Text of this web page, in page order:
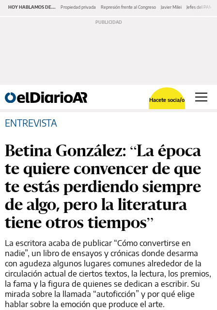
HOY HABLAMOS DE... Propiedad privada Represión frente al Congreso Javier Milei Jefes del PAMI
Hacete socia/o
ENTREVISTA
Betina González: “La época
te quiere convencer de que
te estás perdiendo siempre
de algo, pero la literatura
tiene otros tiempos”
La escritora acaba de publicar “Cómo convertirse en
nadie”, un libro de ensayos y crónicas donde desarma
con agudeza algunos lugares comunes alrededor de la
circulación actual de ciertos textos, la lectura, los premios,
la fama y la figura de quienes se dedican a escribir. Su
mirada sobre la llamada “autoficción” y por qué elige
hablar sobre la emoción que produce el arte.